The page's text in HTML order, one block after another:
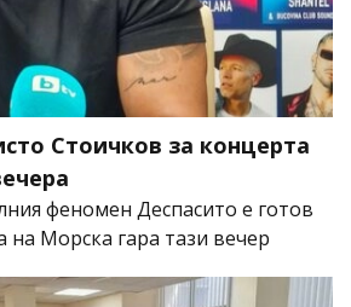
Стоичков за концерта
феномен Деспасито е готов
на Морска гара тази вечер